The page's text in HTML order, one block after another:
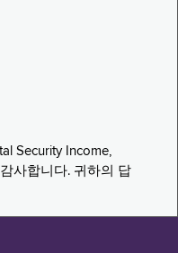
Security Income,
사합니다. 귀하의 답